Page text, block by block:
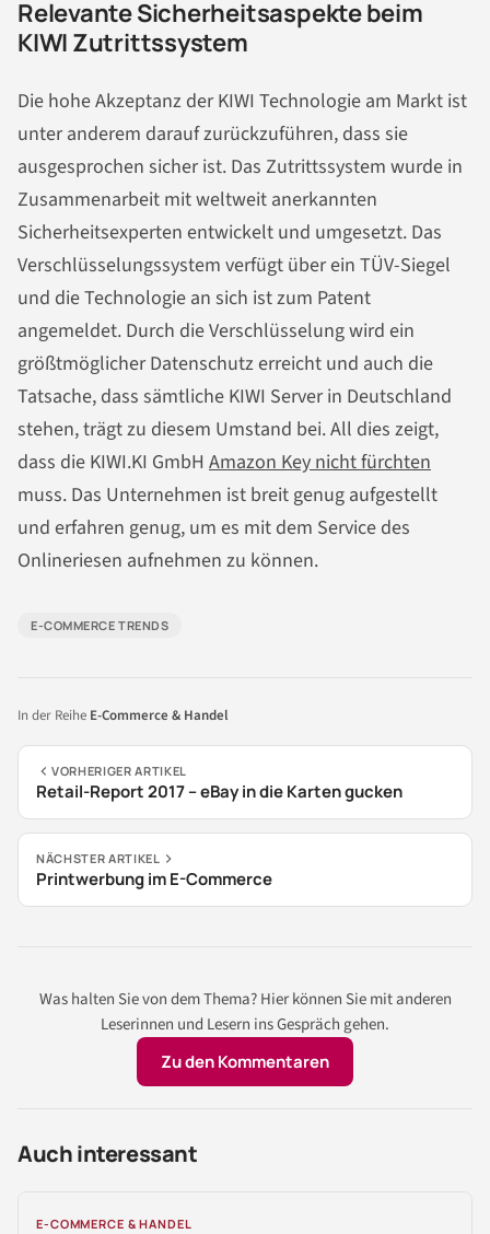
Relevante Sicherheitsaspekte beim
KIWI Zutrittssystem
Die hohe Akzeptanz der KIWI Technologie am Markt ist
unter anderem darauf zurückzuführen, dass sie
ausgesprochen sicher ist. Das Zutrittssystem wurde in
Zusammenarbeit mit weltweit anerkannten
Sicherheitsexperten entwickelt und umgesetzt. Das
Verschlüsselungssystem verfügt über ein TÜV-Siegel
und die Technologie an sich ist zum Patent
angemeldet. Durch die Verschlüsselung wird ein
größtmöglicher Datenschutz erreicht und auch die
Tatsache, dass sämtliche KIWI Server in Deutschland
stehen, trägt zu diesem Umstand bei. All dies zeigt,
dass die KIWI.KI GmbH Amazon Key nicht fürchten
muss. Das Unternehmen ist breit genug aufgestellt
und erfahren genug, um es mit dem Service des
Onlineriesen aufnehmen zu können.
E-COMMERCE TRENDS
In der Reihe E-Commerce & Handel
VORHERIGER ARTIKEL
Retail-Report 2017 – eBay in die Karten gucken
NÄCHSTER ARTIKEL
Printwerbung im E-Commerce
Was halten Sie von dem Thema? Hier können Sie mit anderen
Leserinnen und Lesern ins Gespräch gehen.
Zu den Kommentaren
Auch interessant
E-COMMERCE & HANDEL